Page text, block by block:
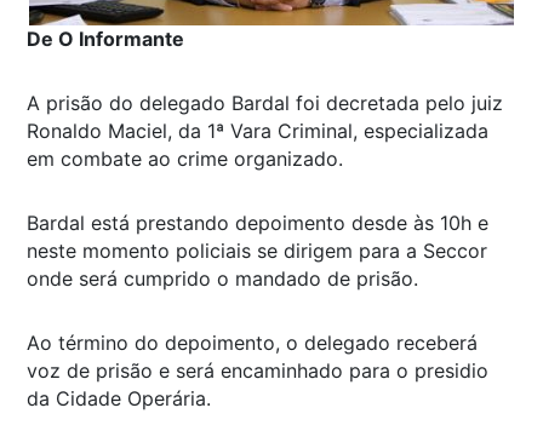
De O Informante
A prisão do delegado Bardal foi decretada pelo juiz
Ronaldo Maciel, da 1ª Vara Criminal, especializada
em combate ao crime organizado.
Bardal está prestando depoimento desde às 10h e
neste momento policiais se dirigem para a Seccor
onde será cumprido o mandado de prisão.
Ao término do depoimento, o delegado receberá
voz de prisão e será encaminhado para o presidio
da Cidade Operária.